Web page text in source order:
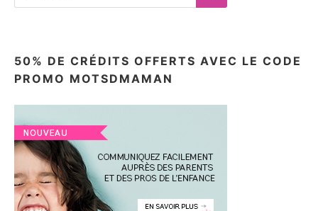
Search
50% DE CRÉDITS OFFERTS AVEC LE CODE
PROMO MOTSDMAMAN